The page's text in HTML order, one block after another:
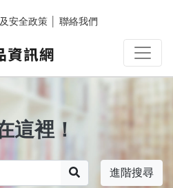
安全政策 聯絡我們
這裡！
進階搜尋